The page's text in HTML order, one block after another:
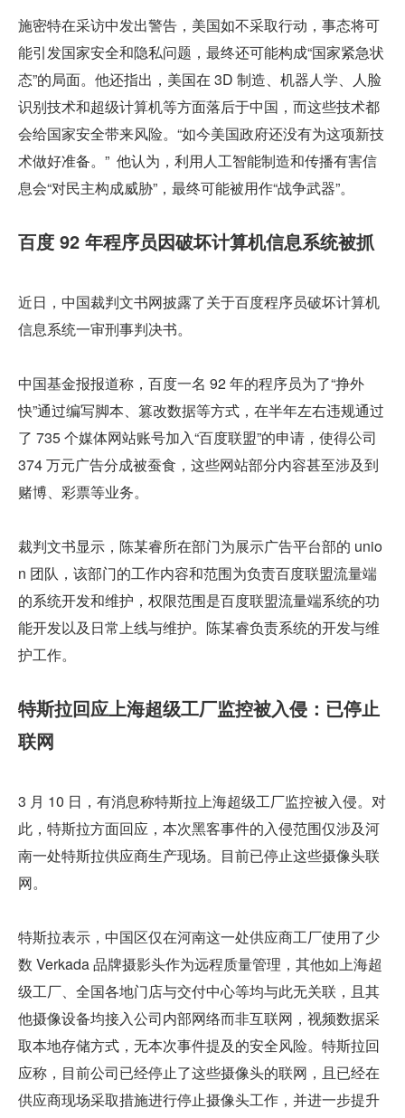
施密特在采访中发出警告，美国如不采取行动，事态将可
能引发国家安全和隐私问题，最终还可能构成“国家紧急状
态”的局面。他还指出，美国在 3D 制造、机器人学、人脸
识别技术和超级计算机等方面落后于中国，而这些技术都
会给国家安全带来风险。“如今美国政府还没有为这项新技
术做好准备。”  他认为，利用人工智能制造和传播有害信
息会“对民主构成威胁”，最终可能被用作“战争武器”。
百度 92 年程序员因破坏计算机信息系统被抓
近日，中国裁判文书网披露了关于百度程序员破坏计算机
信息系统一审刑事判决书。
中国基金报报道称，百度一名 92 年的程序员为了“挣外
快”通过编写脚本、篡改数据等方式，在半年左右违规通过
了 735 个媒体网站账号加入“百度联盟”的申请，使得公司
374 万元广告分成被蚕食，这些网站部分内容甚至涉及到
赌博、彩票等业务。
裁判文书显示，陈某睿所在部门为展示广告平台部的 unio
n 团队，该部门的工作内容和范围为负责百度联盟流量端
的系统开发和维护，权限范围是百度联盟流量端系统的功
能开发以及日常上线与维护。陈某睿负责系统的开发与维
护工作。
特斯拉回应上海超级工厂监控被入侵：已停止
联网
3 月 10 日，有消息称特斯拉上海超级工厂监控被入侵。对
此，特斯拉方面回应，本次黑客事件的入侵范围仅涉及河
南一处特斯拉供应商生产现场。目前已停止这些摄像头联
网。
特斯拉表示，中国区仅在河南这一处供应商工厂使用了少
数 Verkada 品牌摄影头作为远程质量管理，其他如上海超
级工厂、全国各地门店与交付中心等均与此无关联，且其
他摄像设备均接入公司内部网络而非互联网，视频数据采
取本地存储方式，无本次事件提及的安全风险。特斯拉回
应称，目前公司已经停止了这些摄像头的联网，且已经在
供应商现场采取措施进行停止摄像头工作，并进一步提升